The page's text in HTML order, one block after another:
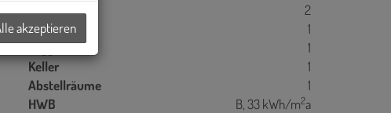
WC
2
Balkone
1
Loggien
1
Keller
1
Abstellräume
1
HWB
B, 33 kWh/m2a
akzeptieren